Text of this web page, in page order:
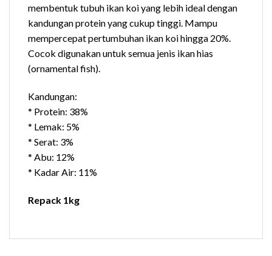
membentuk tubuh ikan koi yang lebih ideal dengan
kandungan protein yang cukup tinggi. Mampu
mempercepat pertumbuhan ikan koi hingga 20%.
Cocok digunakan untuk semua jenis ikan hias
(ornamental fish).
Kandungan:
* Protein: 38%
* Lemak: 5%
* Serat: 3%
* Abu: 12%
* Kadar Air: 11%
Repack 1kg